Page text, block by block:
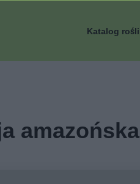
Katalog